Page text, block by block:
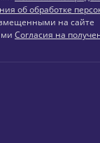
об обработке
на сайте
Согласия на